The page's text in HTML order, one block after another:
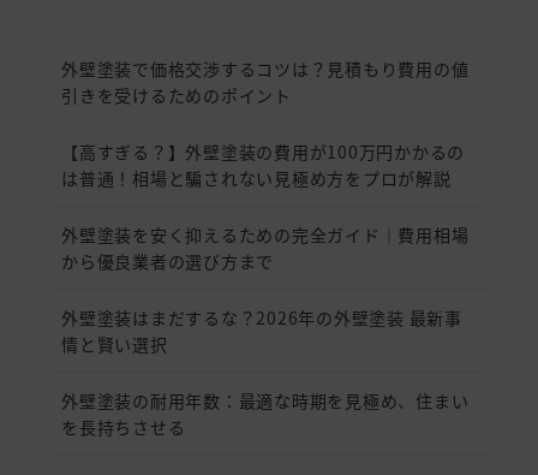
外壁塗装で価格交渉するコツは？見積もり費用の値
引きを受けるためのポイント
【高すぎる？】外壁塗装の費用が100万円かかるの
は普通！相場と騙されない見極め方をプロが解説
外壁塗装を安く抑えるための完全ガイド｜費用相場
から優良業者の選び方まで
外壁塗装はまだするな？2026年の外壁塗装 最新事
情と賢い選択
外壁塗装の耐用年数：最適な時期を見極め、住まい
を長持ちさせる